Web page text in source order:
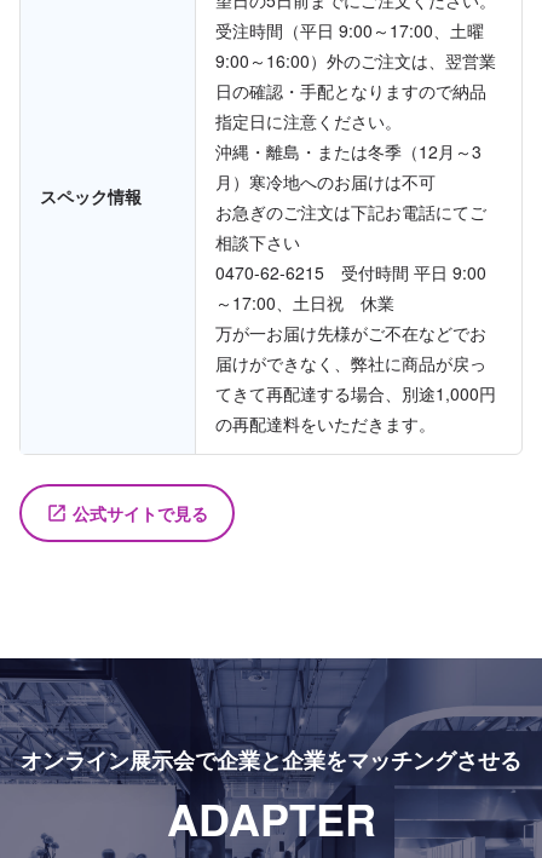
スペック情報
受注時間（平日 9:00～17:00、土曜
9:00～16:00）外のご注文は、翌営業
日の確認・手配となりますので納品
指定日に注意ください。
沖縄・離島・または冬季（12月～3
月）寒冷地へのお届けは不可
お急ぎのご注文は下記お電話にてご
相談下さい
0470-62-6215 受付時間 平日 9:00
～17:00、土日祝 休業
万が一お届け先様がご不在などでお
届けができなく、弊社に商品が戻っ
てきて再配達する場合、別途1,000円
の再配達料をいただきます。
launch 公式サイトで見る
オンライン展示会で企業と企業をマッチングさせる
ADAPTER